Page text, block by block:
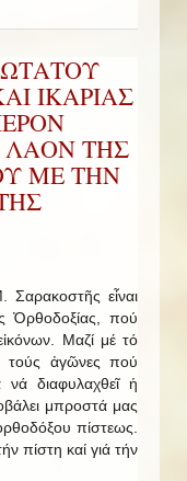
ΙΚΑΡΙΑΣ
ΛΑΟΝ ΤΗΣ
ΜΕ ΤΗΝ
εἶναι
Ὀρθοδοξίας, πού
Μαζί μέ τό
τούς ἀγῶνες πού
νά διαφυλαχθεῖ ἡ
μπροστά μας
πίστεως.
πίστη καί γιά τήν